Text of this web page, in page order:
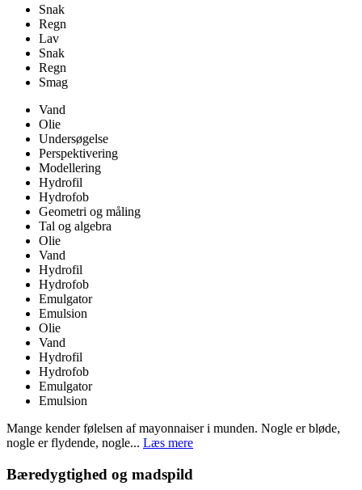
Snak
Regn
Lav
Snak
Regn
Smag
Vand
Olie
Undersøgelse
Perspektivering
Modellering
Hydrofil
Hydrofob
Geometri og måling
Tal og algebra
Olie
Vand
Hydrofil
Hydrofob
Emulgator
Emulsion
Olie
Vand
Hydrofil
Hydrofob
Emulgator
Emulsion
Mange kender følelsen af mayonnaiser i munden. Nogle er bløde,
nogle er flydende, nogle... Læs mere
Bæredygtighed og madspild